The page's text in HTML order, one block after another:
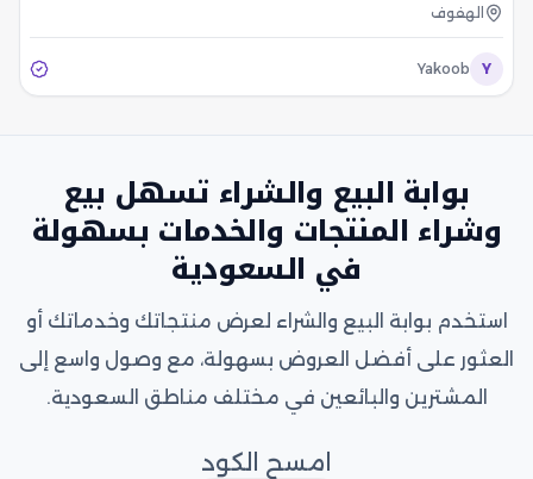
الهفوف
Y
Yakoob
بوابة البيع والشراء تسهل بيع
وشراء المنتجات والخدمات بسهولة
في السعودية
استخدم بوابة البيع والشراء لعرض منتجاتك وخدماتك أو
العثور على أفضل العروض بسهولة، مع وصول واسع إلى
المشترين والبائعين في مختلف مناطق السعودية.
امسح الكود